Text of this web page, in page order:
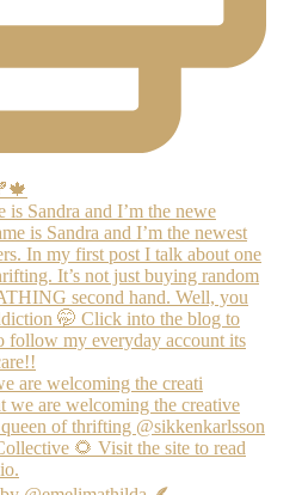
Sandra and I’m the newe
are welcoming the creati